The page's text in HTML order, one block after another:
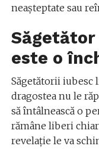
neașteptate sau
este o
Săgetătorii iubesc
dragostea nu le
să întâlnească o
rămâne liberi
revelație le va